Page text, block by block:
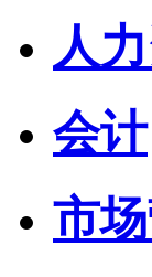
人
会计
市